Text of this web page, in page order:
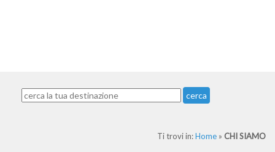
cerca
Ti trovi in:Home » CHI SIAMO